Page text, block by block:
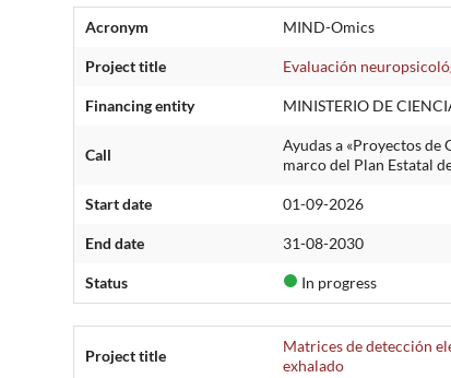
Acronym MIND-Omics
Project title Evaluación
Financing entity MINISTERIO DE
Call
Ayudas a «Proyectos
marco del Plan Estatal
Start date 01-09-2026
End date 31-08-2030
Status In progress
Project title
Matrices de detección
exhalado